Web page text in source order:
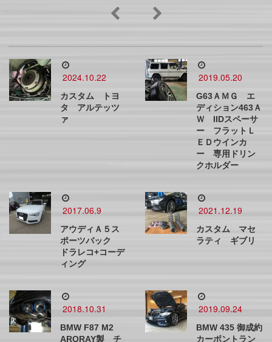
2024.10.22
カスタム トヨ
タ アルテッツ
ァ
2019.05.20
G63ＡＭＧ エ
ディション463Ａ
Ｗ IIDスペーサ
ー フラットＬ
ＥＤウインカ
ー 専用ドリン
クホルダー
2017.06.9
アウディＡ５ス
ポーツバック
ドラレコ+コーデ
ィング
2021.12.19
カスタム マセ
ラティ ギブリ
2018.10.31
BMW F87 M2
ARQRAY製 チ
2019.09.24
BMW 435 御成約
カーボントラン